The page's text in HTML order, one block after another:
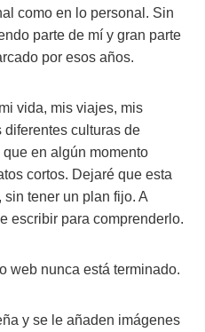
como en lo personal. Sin
parte de mí y gran parte
por esos años.
vida, mis viajes, mis
diferentes culturas de
en algún momento
cortos. Dejaré que esta
tener un plan fijo. A
escribir para comprenderlo.
web nunca está terminado.
y se le añaden imágenes